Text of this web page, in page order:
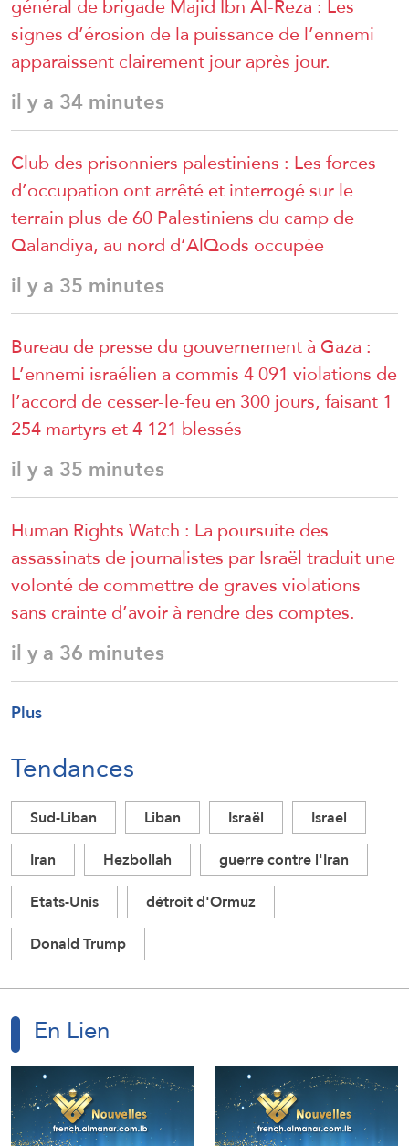
signes d’érosion de la puissance de l’ennemi
apparaissent clairement jour après jour.
il y a 34 minutes
Club des prisonniers palestiniens : Les forces
d’occupation ont arrêté et interrogé sur le
terrain plus de 60 Palestiniens du camp de
Qalandiya, au nord d’AlQods occupée
il y a 35 minutes
Bureau de presse du gouvernement à Gaza :
L’ennemi israélien a commis 4 091 violations de
l’accord de cesser-le-feu en 300 jours, faisant 1
254 martyrs et 4 121 blessés
il y a 35 minutes
Human Rights Watch : La poursuite des
assassinats de journalistes par Israël traduit une
volonté de commettre de graves violations
sans crainte d’avoir à rendre des comptes.
il y a 36 minutes
Plus
Tendances
Sud-Liban Liban Israël
Israel
Iran
Hezbollah
guerre contre l'Iran
Etats-Unis
détroit d'Ormuz
Donald Trump
En Lien